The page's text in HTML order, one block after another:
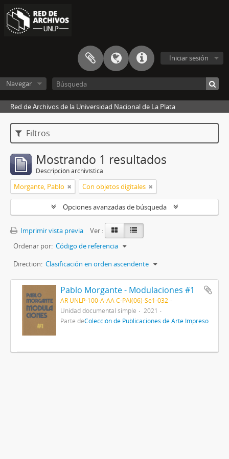
Iniciar sesión
Navegar
Red de Archivos de la Universidad Nacional de La Plata
Filtros
Mostrando 1 resultados
Descripción archivística
Morgante, Pablo Con objetos digitales
Opciones avanzadas de búsqueda
Imprimir vista previa
Ver :
Ordenar por: Código de referencia
Direction: Clasificación en orden ascendente
Pablo Morgante - Modulaciones #1
AR UNLP-100-A-AA C-PAI(06)-Se1-032
Unidad documental simple
2021
Parte deColección de Publicaciones de Arte Impreso